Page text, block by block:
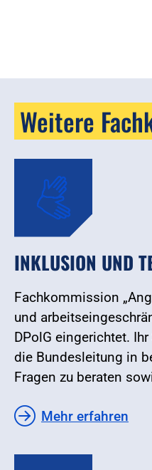
Weitere
INKLUSION UND
Fachkommission
und
DPolG eingerichtet.
die Bundesleitung in
Fragen zu beraten
Mehr erfahren